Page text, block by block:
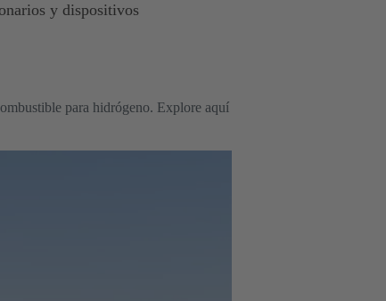
y dispositivos
para hidrógeno. Explore aquí